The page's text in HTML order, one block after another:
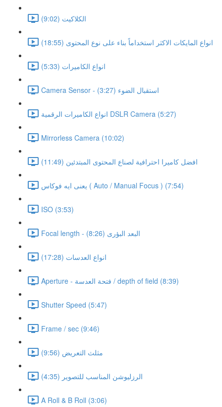
الكلاكيت (9:02)
انواع المايكات الاكثر استخداماً بناء على نوع المحتوى (18:55)
انواع الكاميرات (5:33)
Camera Sensor - استقبال الضوء (3:27)
انواع الكاميرات الرقمية DSLR Camera (5:27)
Mirrorless Camera (10:02)
افضل كاميرا احترافية لصناع المحتوى المبتدئين (11:49)
يعنى ايه فوكاس ( Auto / Manual Focus ) (7:54)
ISO (3:53)
Focal length - البعد البؤرى (8:26)
انواع العدسات (17:28)
Aperture - فتحة العدسة / depth of field (8:39)
Shutter Speed (5:47)
Frame / sec (9:46)
مثلث التعريض (9:56)
الرزليوشن المناسب للتصوير (4:35)
A Roll & B Roll (3:06)